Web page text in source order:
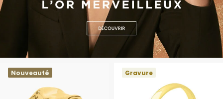
Nouveauté Gravure